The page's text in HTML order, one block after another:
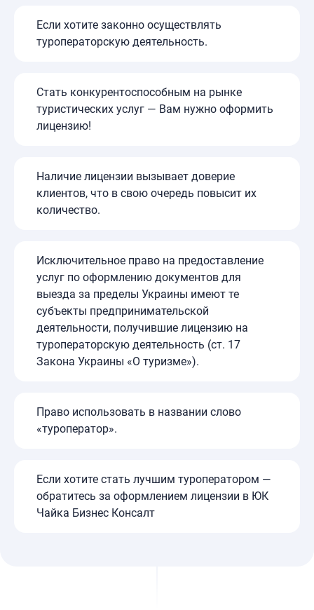
Если хотите законно осуществлять
туроператорскую деятельность.
Стать конкурентоспособным на рынке
туристических услуг — Вам нужно оформить
лицензию!
Наличие лицензии вызывает доверие
клиентов, что в свою очередь повысит их
количество.
Исключительное право на предоставление
услуг по оформлению документов для
выезда за пределы Украины имеют те
субъекты предпринимательской
деятельности, получившие лицензию на
туроператорскую деятельность (ст. 17
Закона Украины «О туризме»).
Право использовать в названии слово
«туроператор».
Если хотите стать лучшим туроператором —
обратитесь за оформлением лицензии в ЮК
Чайка Бизнес Консалт